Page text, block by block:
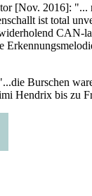
[Nov. 2016]: "...
ist total
Burschen
Hendrix bis zu